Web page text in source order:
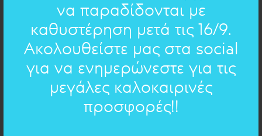
ΠΡΟΣΦΟΡΑ
να παραδίδονται με
καθυστέρηση μετά τις 16/9.
Ακολουθείστε μας στα social
για να ενημερώνεστε για τις
μεγάλες καλοκαιρινές
προσφορές!!